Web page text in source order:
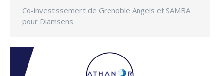
Co-investissement de Grenoble Angels et SAMBA
pour Diamsens